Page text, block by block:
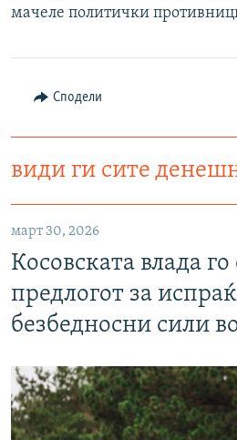
мачеле политички
Сподели
види ги сите
март 30, 2026
Косовската влада
предлогот за
безбедносни сили